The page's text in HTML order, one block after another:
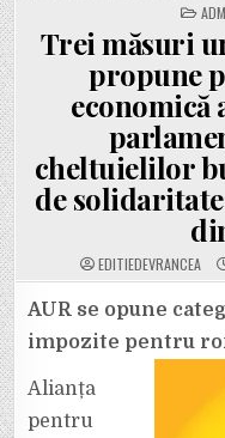
IN
Trei măsuri
propune
economică
cheltuielilor
de
EDITIEDEVRANCEA
AUR se opune
impozite pentru
Alianța
pentru